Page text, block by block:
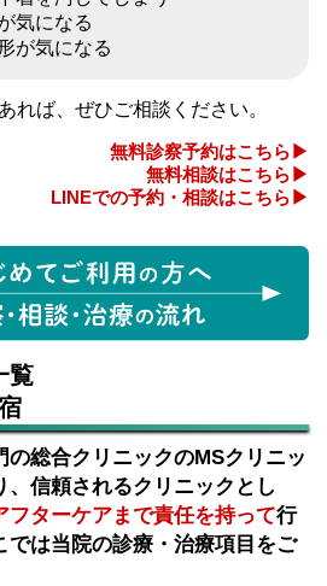
気になる
が気になる
れば、ぜひご相談ください。
無料診察予約はこちら
無料相談はこちら
LINEでの予約・相談はこちら
覧
の総合クリニックのMSクリニッ
、信頼されるクリニックとし
フターケアまで責任を持って行
では当院の診療・治療項目をご